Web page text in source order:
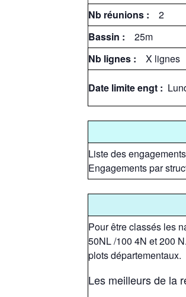
Nb réunions : 2
Bassin :
25m
Nb lignes : X lignes
Date limite engt :
Liste des engagements
Engagements par
Pour être classés les
50NL /100 4N et 200
plots départementaux.
Les meilleurs de la